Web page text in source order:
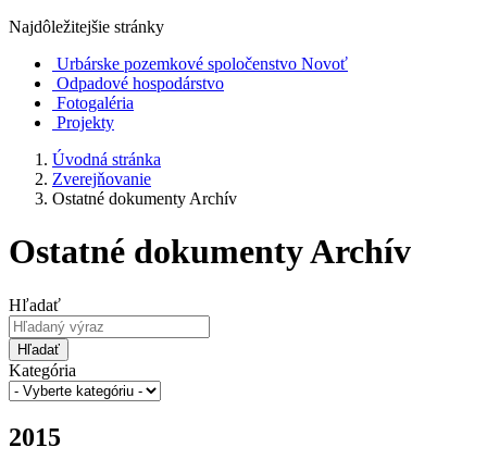
Najdôležitejšie stránky
Urbárske pozemkové spoločenstvo Novoť
Odpadové hospodárstvo
Fotogaléria
Projekty
Úvodná stránka
Zverejňovanie
Ostatné dokumenty Archív
Ostatné dokumenty Archív
Hľadať
Hľadať
Kategória
2015